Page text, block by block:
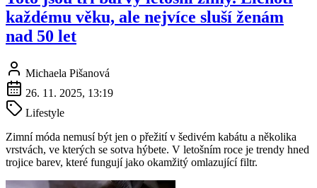
každému věku, ale nejvíce sluší ženám
nad 50 let
Michaela Pišanová
26. 11. 2025, 13:19
Lifestyle
Zimní móda nemusí být jen o přežití v šedivém kabátu a několika
vrstvách, ve kterých se sotva hýbete. V letošním roce je trendy hned
trojice barev, které fungují jako okamžitý omlazující filtr.